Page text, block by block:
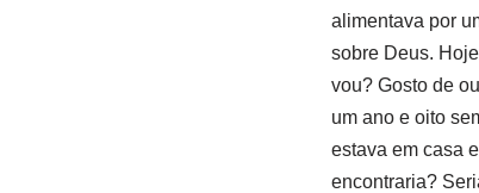
alimentava por
sobre Deus.
vou? Gosto de
um ano e oito
estava em casa
encontraria?